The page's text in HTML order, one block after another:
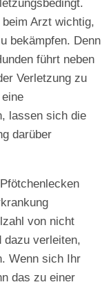
Arzt wichtig,
bekämpfen. Denn
führt neben
Verletzung zu
lassen sich die
darüber
von nicht
dazu verleiten,
Wenn sich Ihr
das zu einer